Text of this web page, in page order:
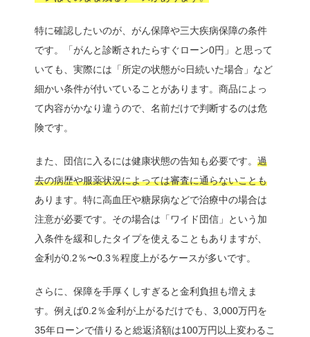
特に確認したいのが、がん保障や三大疾病保障の条件
です。「がんと診断されたらすぐローン0円」と思って
いても、実際には「所定の状態が○日続いた場合」など
細かい条件が付いていることがあります。商品によっ
て内容がかなり違うので、名前だけで判断するのは危
険です。
また、団信に入るには健康状態の告知も必要です。 過
去の病歴や服薬状況によっては審査に通らないことも
あります。特に高血圧や糖尿病などで治療中の場合は
注意が必要です。その場合は「ワイド団信」という加
入条件を緩和したタイプを使えることもありますが、
金利が0.2％〜0.3％程度上がるケースが多いです。
さらに、保障を手厚くしすぎると金利負担も増えま
す。例えば0.2％金利が上がるだけでも、3,000万円を
35年ローンで借りると総返済額は100万円以上変わるこ